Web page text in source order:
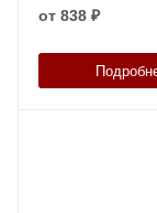
от 838 ₽